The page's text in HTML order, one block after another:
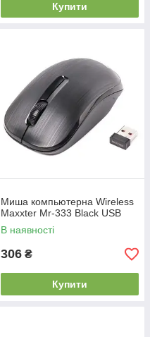
Купити
Миша компьютерна Wireless
Maxxter Mr-333 Black USB
В наявності
306 ₴
Купити